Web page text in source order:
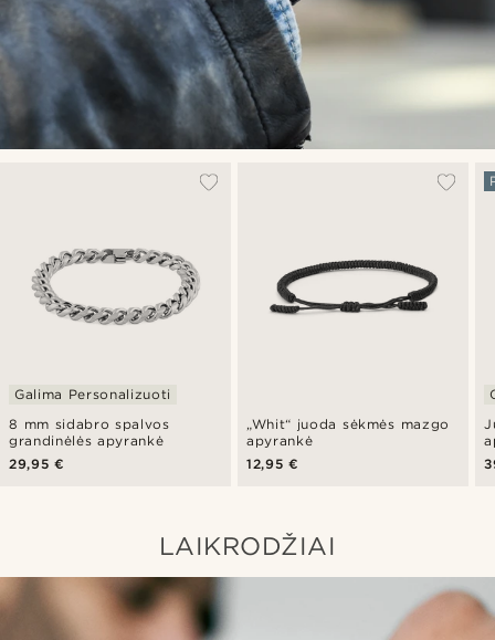
8 mm sidabro spalvos
grandinėlės apyrankė
Galima Personalizuoti
29,95 €
„Whit“ juoda sėkmės mazgo
apyrankė
12,95 €
LAIKRODŽIAI